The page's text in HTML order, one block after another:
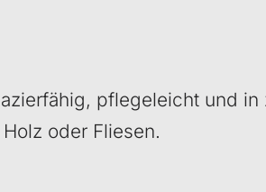
pflegeleicht und
oder Fliesen.